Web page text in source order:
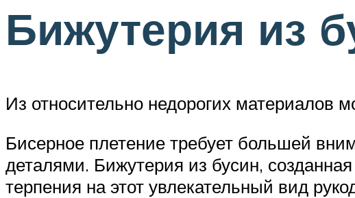
Бижутерия из
Из относительно недорогих
Бисерное плетение требует большей
деталями. Бижутерия из бусин,
терпения на этот увлекательный вид